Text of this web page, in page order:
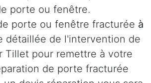
porte ou fenêtre.
porte ou fenêtre fracturée à
détaillée de l'intervention de
Tillet pour remettre à votre
de porte fracturée